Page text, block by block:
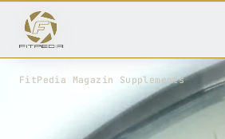
FitPedia Magazin Supplements